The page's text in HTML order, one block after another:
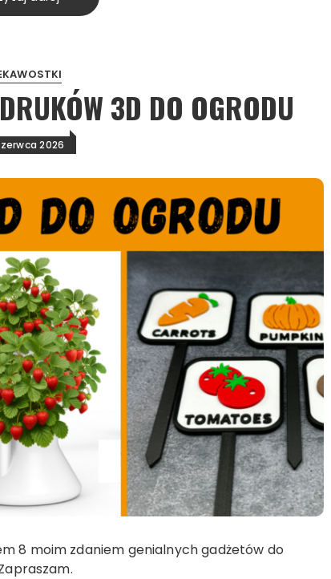
3D DO OGRODU
2026
8 moim zdaniem genialnych gadżetów do